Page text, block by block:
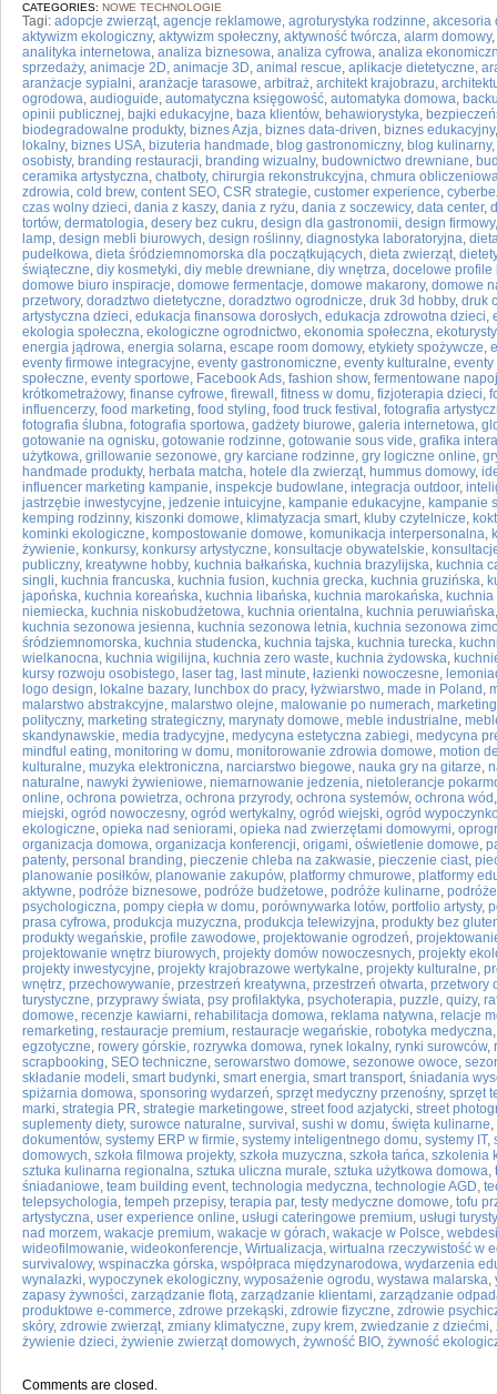
CATEGORIES: NOWE TECHNOLOGIE
Tagi: adopcje zwierząt, agencje reklamowe, agroturystyka rodzinne, akcesoria
aktywizm ekologiczny, aktywizm społeczny, aktywność twórcza, alarm domowy,
analityka internetowa, analiza biznesowa, analiza cyfrowa, analiza
sprzedaży, animacje 2D, animacje 3D, animal rescue, aplikacje dietetyczne,
aranżacje sypialni, aranżacje tarasowe, arbitraż, architekt krajobrazu,
ogrodowa, audioguide, automatyczna księgowość, automatyka domowa,
opinii publicznej, bajki edukacyjne, baza klientów, behawiorystyka,
biodegradowalne produkty, biznes Azja, biznes data-driven, biznes edukacyjny
lokalny, biznes USA, bizuteria handmade, blog gastronomiczny, blog kulinarny,
osobisty, branding restauracji, branding wizualny, budownictwo drewniane,
ceramika artystyczna, chatboty, chirurgia rekonstrukcyjna, chmura
zdrowia, cold brew, content SEO, CSR strategie, customer experience,
czas wolny dzieci, dania z kaszy, dania z ryżu, dania z soczewicy, data center,
tortów, dermatologia, desery bez cukru, design dla gastronomii, design firmowy
lamp, design mebli biurowych, design roślinny, diagnostyka laboratoryjna,
pudełkowa, dieta śródziemnomorska dla początkujących, dieta zwierząt,
świąteczne, diy kosmetyki, diy meble drewniane, diy wnętrza, docelowe profile
domowe biuro inspiracje, domowe fermentacje, domowe makarony, domowe
przetwory, doradztwo dietetyczne, doradztwo ogrodnicze, druk 3d hobby, druk
artystyczna dzieci, edukacja finansowa dorosłych, edukacja zdrowotna dzieci,
ekologia społeczna, ekologiczne ogrodnictwo, ekonomia społeczna,
energia jądrowa, energia solarna, escape room domowy, etykiety spożywcze,
eventy firmowe integracyjne, eventy gastronomiczne, eventy kulturalne, eventy
społeczne, eventy sportowe, Facebook Ads, fashion show, fermentowane
krótkometrażowy, finanse cyfrowe, firewall , fitness w domu, fizjoterapia dzieci,
influencerzy, food marketing, food styling, food truck festival , fotografia
fotografia ślubna, fotografia sportowa, gadżety biurowe, galeria internetowa,
gotowanie na ognisku, gotowanie rodzinne, gotowanie sous vide, grafika
użytkowa, grillowanie sezonowe, gry karciane rodzinne, gry logiczne online,
handmade produkty, herbata matcha, hotele dla zwierząt, hummus domowy,
influencer marketing kampanie, inspekcje budowlane, integracja outdoor,
jastrzębie inwestycyjne, jedzenie intuicyjne, kampanie edukacyjne, kampanie
kemping rodzinny, kiszonki domowe, klimatyzacja smart, kluby czytelnicze,
kominki ekologiczne, kompostowanie domowe, komunikacja interpersonalna,
żywienie, konkursy, konkursy artystyczne, konsultacje obywatelskie,
publiczny, kreatywne hobby, kuchnia bałkańska, kuchnia brazylijska, kuchnia
singli, kuchnia francuska, kuchnia fusion, kuchnia grecka, kuchnia gruzińska,
japońska, kuchnia koreańska, kuchnia libańska, kuchnia marokańska,
niemiecka, kuchnia niskobudżetowa, kuchnia orientalna, kuchnia peruwiańska
kuchnia sezonowa jesienna, kuchnia sezonowa letnia, kuchnia sezonowa
śródziemnomorska, kuchnia studencka, kuchnia tajska, kuchnia turecka,
wielkanocna, kuchnia wigilijna, kuchnia zero waste, kuchnia żydowska,
kursy rozwoju osobistego, laser tag, last minute, łazienki nowoczesne,
logo design, lokalne bazary, lunchbox do pracy, łyżwiarstwo, made in Poland ,
malarstwo abstrakcyjne, malarstwo olejne, malowanie po numerach,
polityczny, marketing strategiczny, marynaty domowe, meble industrialne,
skandynawskie, media tradycyjne, medycyna estetyczna zabiegi, medycyna
mindful eating, monitoring w domu, monitorowanie zdrowia domowe, motion
kulturalne, muzyka elektroniczna, narciarstwo biegowe, nauka gry na gitarze,
naturalne, nawyki żywieniowe, niemarnowanie jedzenia, nietolerancje
online, ochrona powietrza, ochrona przyrody, ochrona systemów, ochrona wód
miejski, ogród nowoczesny, ogród wertykalny, ogród wiejski, ogród
ekologiczne, opieka nad seniorami, opieka nad zwierzętami domowymi,
organizacja domowa, organizacja konferencji, origami, oświetlenie domowe,
patenty, personal branding, pieczenie chleba na zakwasie, pieczenie ciast,
planowanie posiłków, planowanie zakupów, platformy chmurowe, platformy
aktywne, podróże biznesowe, podróże budżetowe, podróże kulinarne,
psychologiczna, pompy ciepła w domu, porównywarka lotów, portfolio artysty,
prasa cyfrowa, produkcja muzyczna, produkcja telewizyjna, produkty bez
produkty wegańskie, profile zawodowe, projektowanie ogrodzeń,
projektowanie wnętrz biurowych, projekty domów nowoczesnych, projekty
projekty inwestycyjne, projekty krajobrazowe wertykalne, projekty kulturalne,
wnętrz, przechowywanie, przestrzeń kreatywna, przestrzeń otwarta, przetwory
turystyczne, przyprawy świata, psy profilaktyka, psychoterapia, puzzle, quizy,
domowe, recenzje kawiarni, rehabilitacja domowa, reklama natywna, relacje
remarketing, restauracje premium, restauracje wegańskie, robotyka medyczna
egzotyczne, rowery górskie, rozrywka domowa, rynek lokalny, rynki surowców,
scrapbooking, SEO techniczne, serowarstwo domowe, sezonowe owoce,
składanie modeli, smart budynki, smart energia, smart transport, śniadania
spiżarnia domowa, sponsoring wydarzeń, sprzęt medyczny przenośny, sprzęt
marki, strategia PR, strategie marketingowe, street food azjatycki, street
suplementy diety, surowce naturalne, survival , sushi w domu, święta kulinarne,
dokumentów, systemy ERP w firmie, systemy inteligentnego domu, systemy IT,
domowych, szkoła filmowa projekty, szkoła muzyczna, szkoła tańca, szkolenia
sztuka kulinarna regionalna, sztuka uliczna murale, sztuka użytkowa domowa,
śniadaniowe, team building event, technologia medyczna, technologie AGD,
telepsychologia, tempeh przepisy, terapia par, testy medyczne domowe, tofu
artystyczna, user experience online, usługi cateringowe premium, usługi
nad morzem, wakacje premium, wakacje w górach, wakacje w Polsce,
wideofilmowanie, wideokonferencje, Wirtualizacja, wirtualna rzeczywistość w
survivalowy, wspinaczka górska, współpraca międzynarodowa, wydarzenia
wynalazki, wypoczynek ekologiczny, wyposażenie ogrodu, wystawa malarska,
zapasy żywności, zarządzanie flotą, zarządzanie klientami, zarządzanie
produktowe e-commerce, zdrowe przekąski, zdrowie fizyczne, zdrowie
skóry, zdrowie zwierząt, zmiany klimatyczne, zupy krem, zwiedzanie z dziećmi,
żywienie dzieci, żywienie zwierząt domowych, żywność BIO, żywność
Comments are closed.